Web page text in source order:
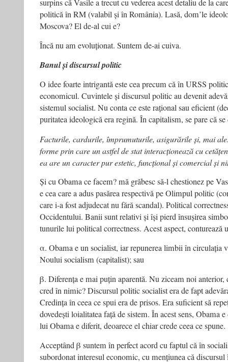
surpins că Vasile a trecut cu vederea acest detaliu de la
politică în RM (valabil și în România). Lasă, dom’le
Moscova? El de-al cui e?
Încă nu am evoluționat. Suntem de-ai cuiva.
Banul și discursul politic
O idee foarte intrigantă este cea precum că în URSS
economicul. Cuvintele și discursul politic au devenit
sistemul socialist. Nu conta ce este rațional sau eficient
puritatea ideologică era regină. În capitalism, se pare că
Facturile, cardurile, împrumuturile, asigurările și, mai
forme prin care un astfel de stat interacționează cu
ea are un caracter pur estetic, funcțional și comercial și
Și cu Obama ce facem? mă grăbesc să-l chestionez pe
e cea care a adus pasărea respectivă pe Olimpul politic
care i-a fost adjudecat nu fără scandal). Political
Occidentului. Banii sunt relativi și își pierd însușirea
tunurile lui political correctness. Acest aspect, conturează
α. Obama e un socialist, iar repunerea limbii în circulația
Noului socialism (capitalist); sau
β. Diferența e mai puțin aparentă. Nu ziceam noi anterior,
cred în nimic? Discursul politic socialist era de fapt
Credința în ceea ce spui era de prisos. Era suficient să
dovedești loialitatea față de sistem. În acest sens, Obama
lui Obama e diferit, deoarece el chiar crede ceea ce spune.
Acceptând β suntem în perfect acord cu faptul că în
subordonat interesul economic, cu mențiunea că discursul